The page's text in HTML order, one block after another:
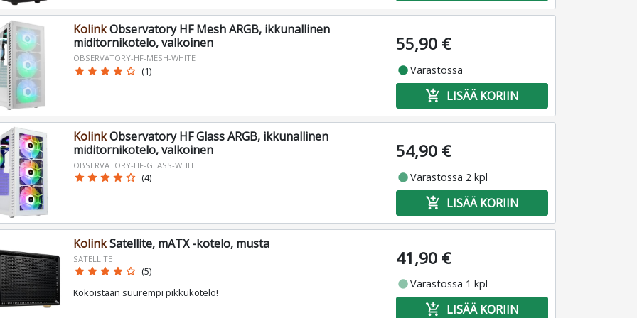
KolinkObservatory HF Mesh ARGB, ikkunallinen
miditornikotelo, valkoinen
OBSERVATORY-HF-MESH-WHITE
star star star star star_border (1)
55,90 €
fiber_manual_recordVarastossa
add_shopping_cart LISÄÄ KORIIN
KolinkObservatory HF Glass ARGB, ikkunallinen
miditornikotelo, valkoinen
OBSERVATORY-HF-GLASS-WHITE
star star star star star_border (4)
54,90 €
fiber_manual_recordVarastossa 2 kpl
add_shopping_cart LISÄÄ KORIIN
KolinkSatellite, mATX -kotelo, musta
SATELLITE
star star star star star_border (5)
Kokoistaan suurempi pikkukotelo!
41,90 €
fiber_manual_recordVarastossa 1 kpl
add_shopping_cart LISÄÄ KORIIN